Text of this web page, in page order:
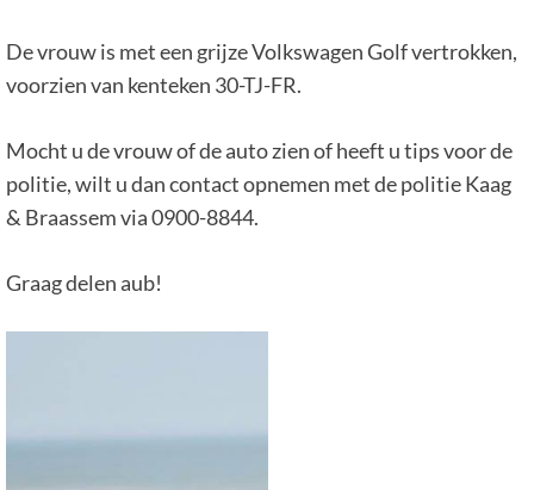
De vrouw is met een grijze Volkswagen Golf vertrokken,
voorzien van kenteken 30-TJ-FR.
Mocht u de vrouw of de auto zien of heeft u tips voor de
politie, wilt u dan contact opnemen met de politie Kaag
& Braassem via 0900-8844.
Graag delen aub!